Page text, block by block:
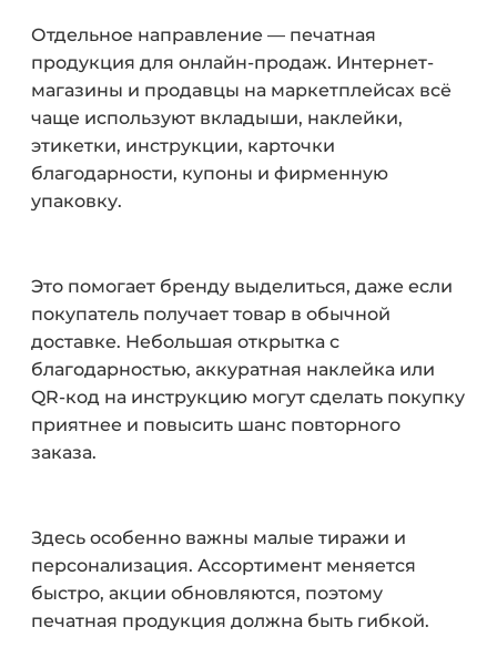
Отдельное направление — печатная
продукция для онлайн-продаж. Интернет-
магазины и продавцы на маркетплейсах всё
чаще используют вкладыши, наклейки,
этикетки, инструкции, карточки
благодарности, купоны и фирменную
упаковку.
Это помогает бренду выделиться, даже если
покупатель получает товар в обычной
доставке. Небольшая открытка с
благодарностью, аккуратная наклейка или
QR-код на инструкцию могут сделать покупку
приятнее и повысить шанс повторного
заказа.
Здесь особенно важны малые тиражи и
персонализация. Ассортимент меняется
быстро, акции обновляются, поэтому
печатная продукция должна быть гибкой.